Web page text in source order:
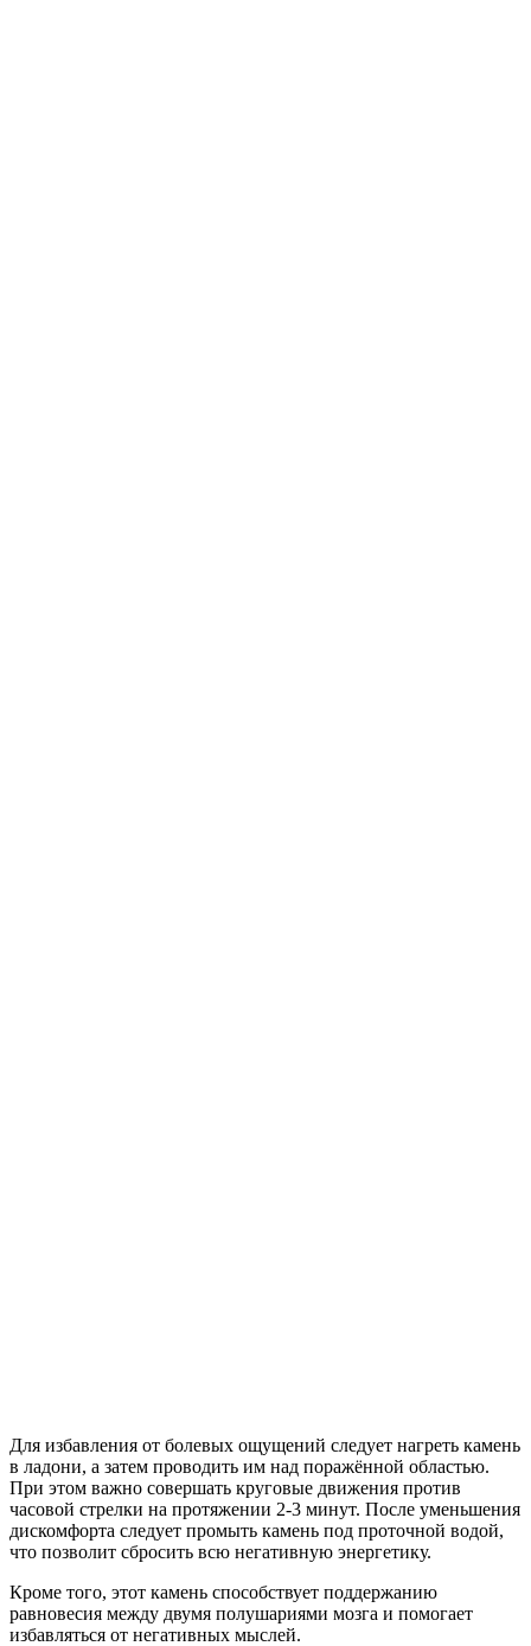
Для избавления от болевых ощущений следует нагреть камень
в ладони, а затем проводить им над поражённой областью.
При этом важно совершать круговые движения против
часовой стрелки на протяжении 2-3 минут. После уменьшения
дискомфорта следует промыть камень под проточной водой,
что позволит сбросить всю негативную энергетику.
Кроме того, этот камень способствует поддержанию
равновесия между двумя полушариями мозга и помогает
избавляться от негативных мыслей.